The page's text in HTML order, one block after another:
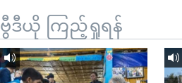
ဗွီဒီယို ကြည့်ရှုရန်